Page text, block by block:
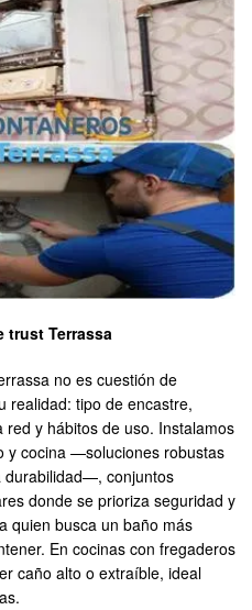
trust Terrassa
no es cuestión de
realidad: tipo de encastre,
y hábitos de uso. Instalamos
y cocina —soluciones robustas
durabilidad—, conjuntos
donde se prioriza seguridad y
quien busca un baño más
En cocinas con fregaderos
caño alto o extraíble, ideal